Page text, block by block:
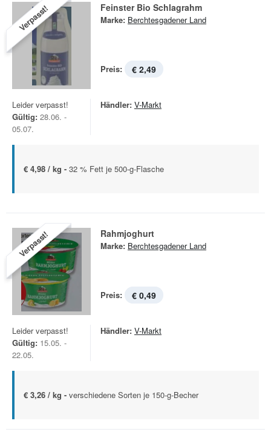
Verpasst! Feinster Bio Schlagrahm
Marke: Berchtesgadener Land
Preis: € 2,49
Leider verpasst!
Gültig: 28.06. -
05.07.
Händler: V-Markt
€ 4,98 / kg - 32 % Fett je 500-g-Flasche
Verpasst! Rahmjoghurt
Marke: Berchtesgadener Land
Preis: € 0,49
Leider verpasst!
Gültig: 15.05. -
22.05.
Händler: V-Markt
€ 3,26 / kg - verschiedene Sorten je 150-g-Becher